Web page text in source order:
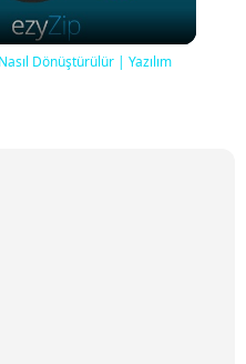
Dönüştürülür | Yazılım